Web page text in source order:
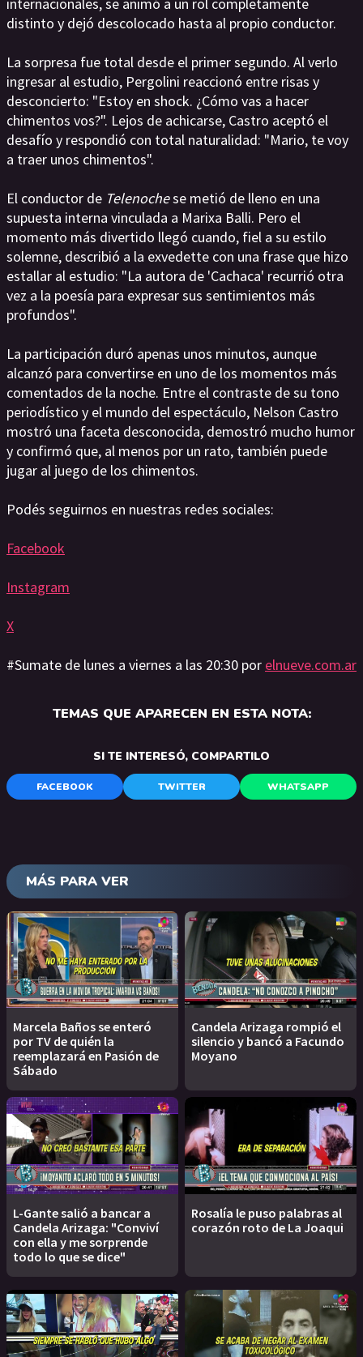
internacionales, se animó a un rol completamente
distinto y dejó descolocado hasta al propio conductor.
La sorpresa fue total desde el primer segundo. Al verlo
ingresar al estudio, Pergolini reaccionó entre risas y
desconcierto: "Estoy en shock. ¿Cómo vas a hacer
chimentos vos?". Lejos de achicarse, Castro aceptó el
desafío y respondió con total naturalidad: "Mario, te voy
a traer unos chimentos".
El conductor de Telenochese metió de lleno en una
supuesta interna vinculada a Marixa Balli. Pero el
momento más divertido llegó cuando, fiel a su estilo
solemne, describió a la exvedette con una frase que hizo
estallar al estudio: "La autora de 'Cachaca' recurrió otra
vez a la poesía para expresar sus sentimientos más
profundos".
La participación duró apenas unos minutos, aunque
alcanzó para convertirse en uno de los momentos más
comentados de la noche. Entre el contraste de su tono
periodístico y el mundo del espectáculo, Nelson Castro
mostró una faceta desconocida, demostró mucho humor
y confirmó que, al menos por un rato, también puede
jugar al juego de los chimentos.
Podés seguirnos en nuestras redes sociales:
Facebook
Instagram
X
#Sumate de lunes a viernes a las 20:30 por elnueve.com.ar
TEMAS QUE APARECEN EN ESTA NOTA:
SI TE INTERESÓ, COMPARTILO
FACEBOOK TWITTER WHATSAPP
MÁS PARA VER
Marcela Baños se enteró
por TV de quién la
reemplazará en Pasión de
Sábado
Candela Arizaga rompió el
silencio y bancó a Facundo
Moyano
L-Gante salió a bancar a
Candela Arizaga: "Conviví
con ella y me sorprende
todo lo que se dice"
Rosalía le puso palabras al
corazón roto de La Joaqui